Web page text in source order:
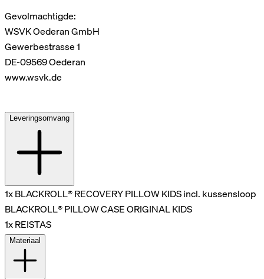
Gevolmachtigde:
WSVK Oederan GmbH
Gewerbestrasse 1
DE-09569 Oederan
www.wsvk.de
Leveringsomvang
1x BLACKROLL® RECOVERY PILLOW KIDS incl. kussensloop
BLACKROLL® PILLOW CASE ORIGINAL KIDS
1x REISTAS
Materiaal